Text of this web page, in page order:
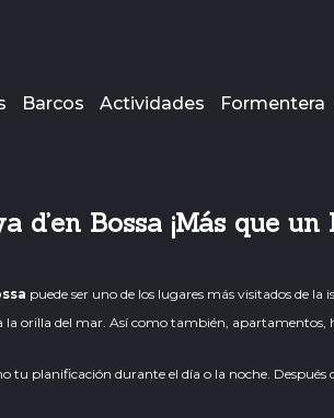
Barcos Actividades Formentera
d’en Bossa ¡Más que
puede ser uno de los lugares más visitados de
orilla del mar. Así como también, apartamentos,
tu planificación durante el día o la noche. Después